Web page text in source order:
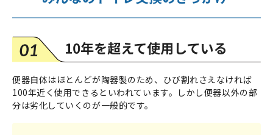
便器自体はほとんどが陶器製のため、ひび割れさえなければ
100年近く使用できるといわれています。 しかし便器以外の部
分は劣化していくのが一般的です。